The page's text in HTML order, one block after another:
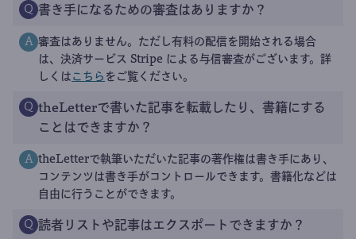
Q 書き手になるための審査はありますか？
A 審査はありません。ただし有料の配信を開始される場合
は、決済サービス Stripe による与信審査がございます。詳
しくは こちら をご覧ください。
Q theLetterで書いた記事を転載したり、書籍にする
ことはできますか？
A theLetterで執筆いただいた記事の著作権は書き手にあり、
コンテンツは書き手がコントロールできます。書籍化などは
自由に行うことができます。
Q 読者リストや記事はエクスポートできますか？